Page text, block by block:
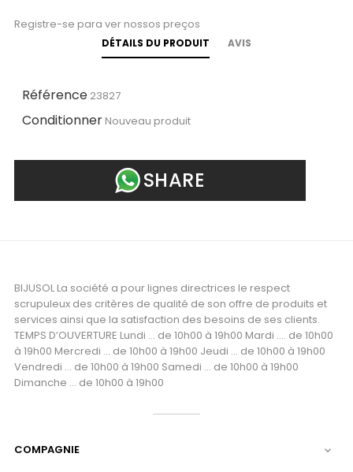
Registre-se para ver nossos preços
DÉTAILS DU PRODUIT AVIS
Référence 23827
Conditionner Nouveau produit
SHARE
BIJUSOL La société a pour lignes directrices le respect
scrupuleux des critères de qualité de son offre de produits et
services ainsi que la satisfaction des besoins de ses clients.
TEMPS D’OUVERTURE Lundi ... de 10h00 à 19h00 Mardi .... de 10h00
à 19h00 Mercredi ... de 10h00 à 19h00 Jeudi ... de 10h00 à 19h00
Vendredi ... de 10h00 à 19h00 Samedi ... de 10h00 à 19h00
Dimanche ... de 10h00 à 19h00
COMPAGNIE 